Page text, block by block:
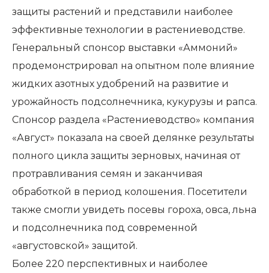
защиты растений и представили наиболее
эффективные технологии в растениеводстве.
Генеральный спонсор выставки «Аммоний»
продемонстрировал на опытном поле влияние
жидких азотных удобрений на развитие и
урожайность подсолнечника, кукурузы и рапса.
Спонсор раздела «Растениеводство» компания
«Август» показала на своей делянке результаты
полного цикла защиты зерновых, начиная от
протравливания семян и заканчивая
обработкой в период колошения. Посетители
также смогли увидеть посевы гороха, овса, льна
и подсолнечника под современной
«августовской» защитой.
Более 220 перспективных и наиболее